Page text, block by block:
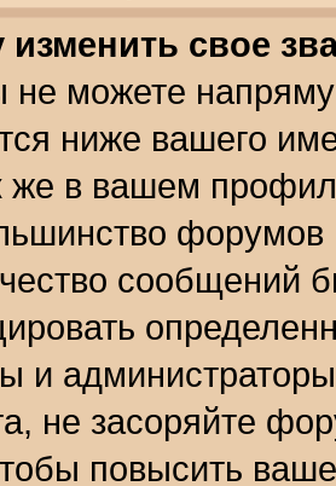
изменить свое
можете
ниже вашего
же в вашем
форумов
сообщений
и
не засоряйте
повысить